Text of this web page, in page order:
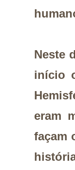
Neste
início
eram
façam